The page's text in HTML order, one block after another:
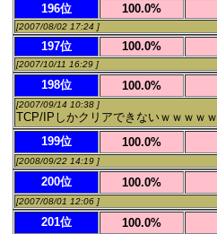
196位
100.0%
[2007/08/02 17:24 ]
197位 100.0%
[2007/10/11 16:29 ]
198位 100.0%
[2007/09/14 10:38 ]
TCP/IPしかクリアできないｗｗｗｗｗ
199位
100.0%
[2008/09/22 14:19 ]
200位 100.0%
[2007/08/01 12:06 ]
201位 100.0%